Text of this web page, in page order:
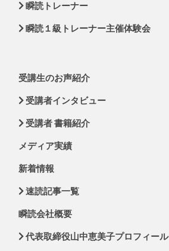
瞬読トレーナー
瞬読１級トレーナー主催体験会
受講生のお声紹介
受講者インタビュー
受講者 書籍紹介
メディア実績
新着情報
速読記事一覧
瞬読会社概要
代表取締役山中恵美子プロフィール